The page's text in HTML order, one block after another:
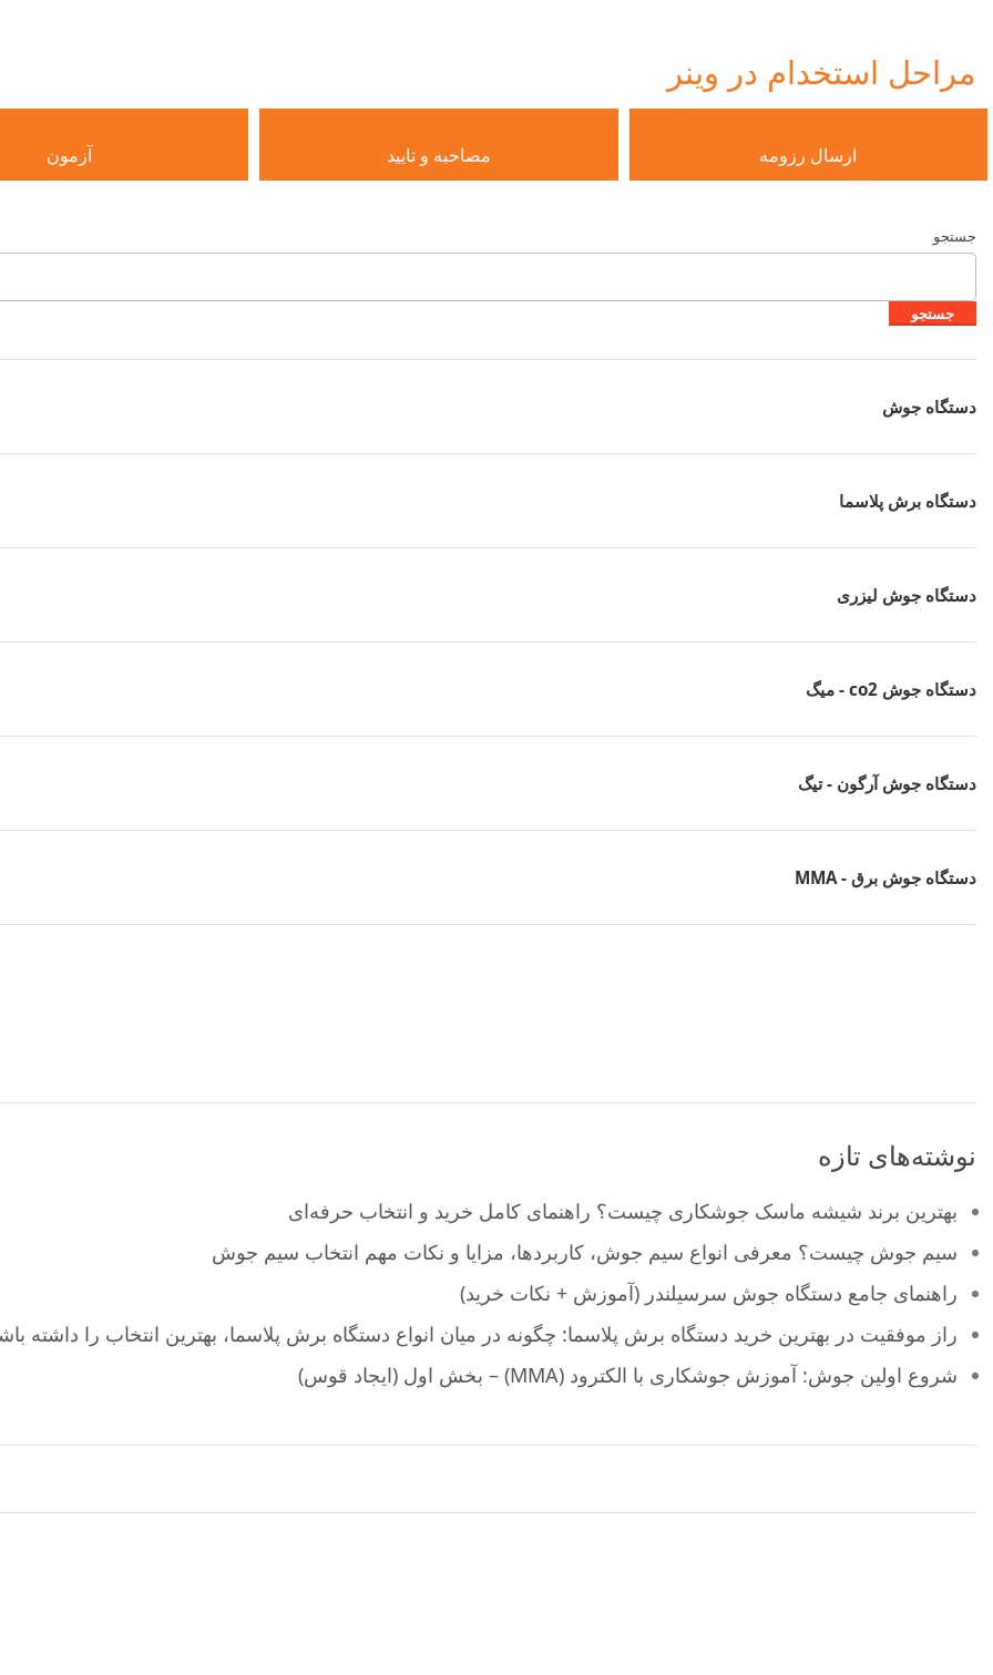
مراحل استخدام در وینر
ارسال رزومه مصاحبه و تایید آزمون
جستجو
جستجو
دستگاه جوش
دستگاه برش پلاسما
دستگاه جوش لیزری
دستگاه جوش co2 - میگ
دستگاه جوش آرگون - تیگ
دستگاه جوش برق - MMA
نوشته‌های تازه
بهترین برند شیشه ماسک جوشکاری چیست؟ راهنمای کامل خرید و انتخاب حرفه‌ای
سیم جوش چیست؟ معرفی انواع سیم جوش، کاربردها، مزایا و نکات مهم انتخاب سیم جوش
راهنمای جامع دستگاه جوش سرسیلندر (آموزش + نکات خرید)
راز موفقیت در بهترین خرید دستگاه برش پلاسما: چگونه در میان انواع دستگاه برش پلاسما، بهترین انتخاب را داشته
شروع اولین جوش: آموزش جوشکاری با الکترود (MMA) – بخش اول (ایجاد قوس)